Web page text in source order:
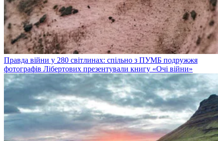
Правда війни у 280 світлинах: спільно з ПУМБ подружжя
фотографів Лібертових презентували книгу «Очі війни»